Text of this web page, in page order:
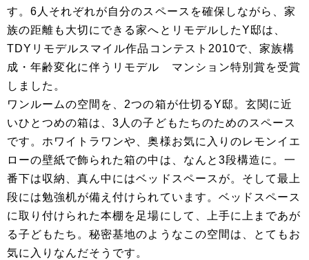
す。6人それぞれが自分のスペースを確保しながら、家
族の距離も大切にできる家へとリモデルしたY邸は、
TDYリモデルスマイル作品コンテスト2010で、家族構
成・年齢変化に伴うリモデル マンション特別賞を受賞
しました。
ワンルームの空間を、2つの箱が仕切るY邸。玄関に近
いひとつめの箱は、3人の子どもたちのためのスペース
です。ホワイトラワンや、奥様お気に入りのレモンイエ
ローの壁紙で飾られた箱の中は、なんと3段構造に。一
番下は収納、真ん中にはベッドスペースが。そして最上
段には勉強机が備え付けられています。ベッドスペース
に取り付けられた本棚を足場にして、上手に上まであが
る子どもたち。秘密基地のようなこの空間は、とてもお
気に入りなんだそうです。